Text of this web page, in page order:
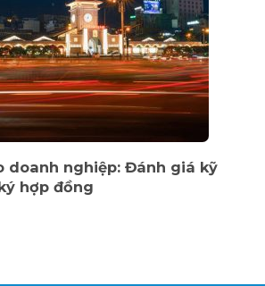
doanh nghiệp: Đánh giá kỹ
hợp đồng